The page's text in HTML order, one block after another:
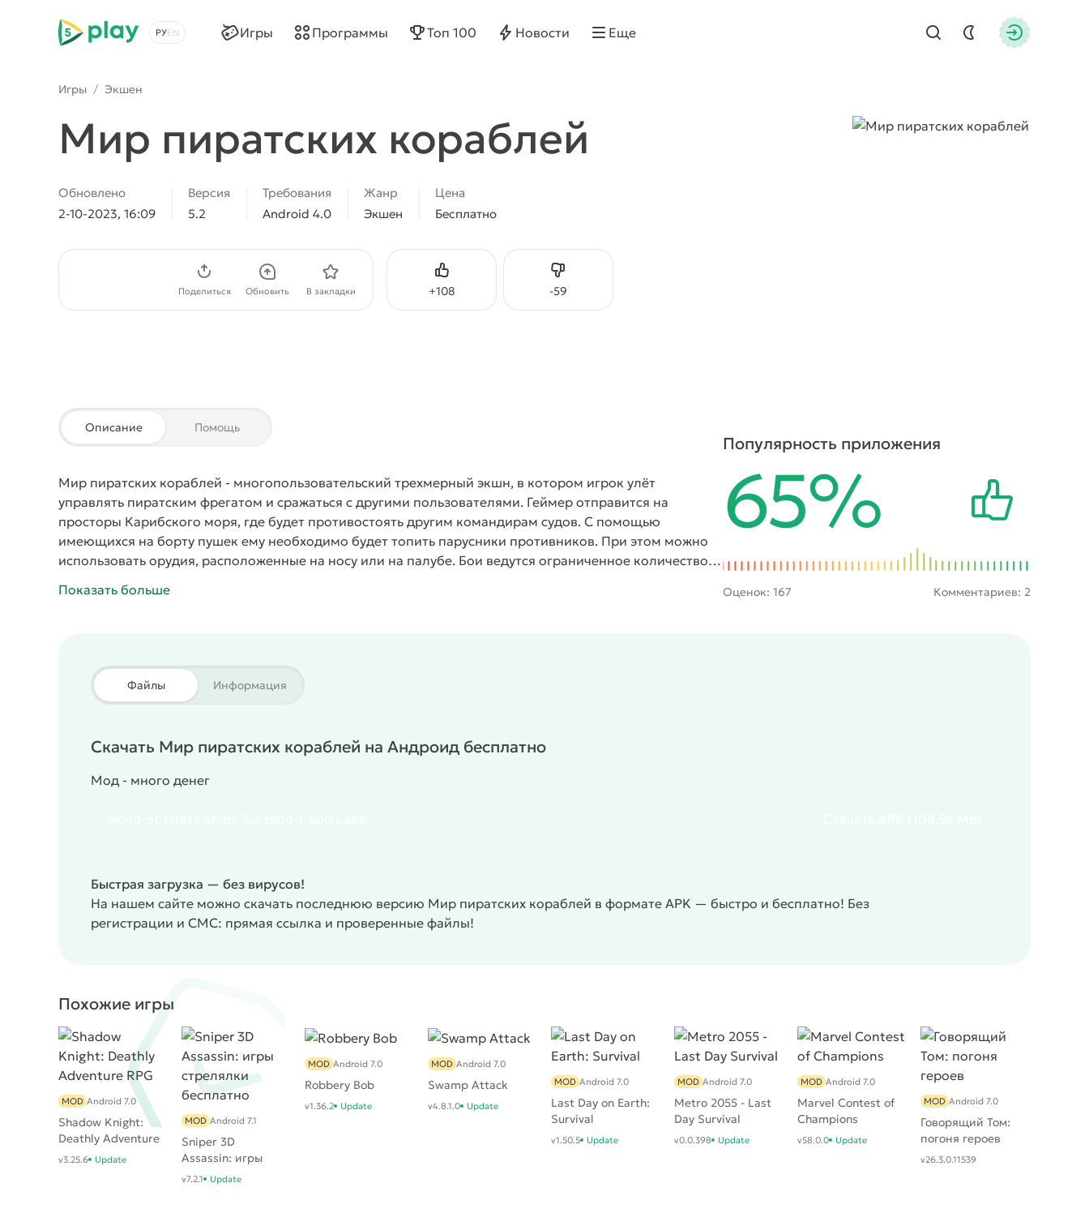
5play
Выбрать язык
Найти
Игры Программы Топ 100 Новости Еще
Игры / Экшен
Мир пиратских кораблей
Обновлено
2-10-2023, 16:09
Версия
5.2
Требования
Android 4.0
Жанр
Экшен
Цена
Бесплатно
+108
Нравится -59
Не нравится
Поделиться Обновить В закладки
Описание Помощь
Мир пиратских кораблей - многопользовательский трехмерный экшн, в котором игрок улёт
управлять пиратским фрегатом и сражаться с другими пользователями. Геймер отправится на
просторы Карибского моря, где будет противостоять другим командирам судов. С помощью
имеющихся на борту пушек ему необходимо будет топить парусники противников. При этом можно
использовать орудия, расположенные на носу или на палубе. Бои ведутся ограниченное количество
на покупку нового судна или модернизацию имеющегося.
Показать больше
Популярность приложения
65%
Оценок: 167 Комментариев: 2
Файлы Информация
Скачать Мир пиратских кораблей на Андроид бесплатно
Мод - много денег
Быстрая загрузка — без вирусов!
На нашем сайте можно скачать последнюю версию Мир пиратских кораблей в формате APK — быстро и бесплатно! Без
регистрации и СМС: прямая ссылка и проверенные файлы!
Похожие игры
Shadow Knight:
Deathly Adventure
RPG
MOD Android 7.0
v3.25.6 Update
Sniper 3D
Assassin: игры
стрелялки
MOD Android 7.1
v7.2.1 Update
Robbery Bob
MOD Android 7.0
v1.36.2 Update
Swamp Attack
MOD Android 7.0
v4.8.1.0 Update
Last Day on Earth:
Survival
MOD Android 7.0
v1.50.5 Update
Metro 2055 - Last
Day Survival
MOD Android 7.0
v0.0.398 Update
Marvel Contest of
Champions
MOD Android 7.0
v58.0.0 Update
Говорящий Том:
погоня героев
MOD Android 7.0
v26.3.0.11539